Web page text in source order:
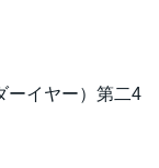
ーイヤー）第二4